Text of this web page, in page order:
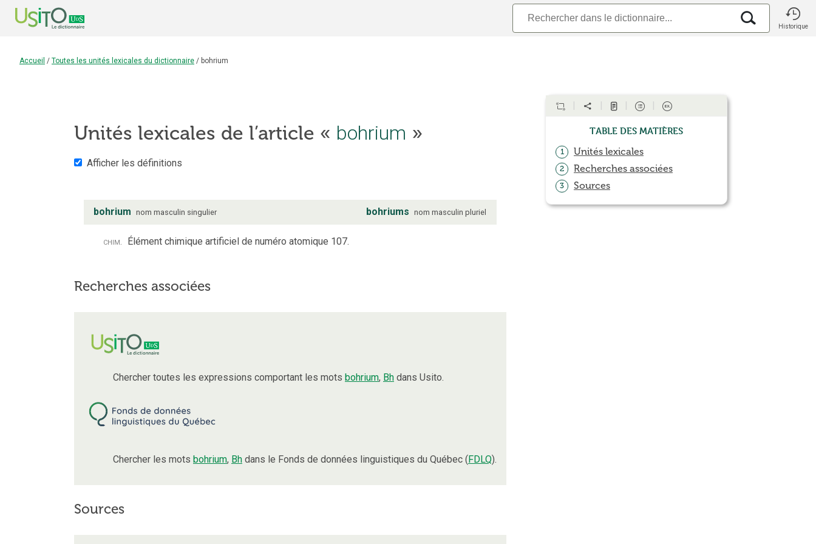
Historique
Accueil / Toutes les unités lexicales du dictionnaire / bohrium
Unités lexicales de l’article « bohrium »
Afficher les définitions
bohrium nom masculin singulier bohriums nom masculin pluriel
chim. Élément chimique artificiel de numéro atomique 107.
Recherches associées
Chercher toutes les expressions comportant les mots bohrium, Bh dans Usito.
Chercher les mots bohrium, Bh dans le Fonds de données linguistiques du Québec (FDLQ).
Sources
Table des matières
1 Unités lexicales
2 Recherches associées
3 Sources